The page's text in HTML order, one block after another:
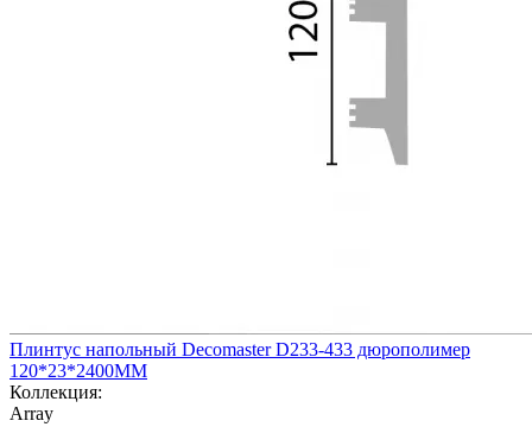
Плинтус напольный Decomaster D233-433 дюрополимер
120*23*2400ММ
Коллекция:
Array